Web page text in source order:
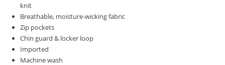
knit
Breathable, moisture-wicking fabric
Zip pockets
Chin guard & locker loop
Imported
Machine wash